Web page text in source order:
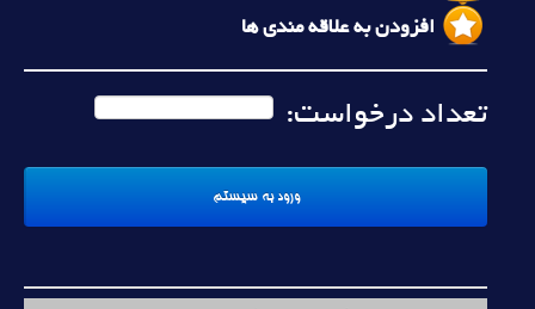
افزودن به علاقه مندی ها
تعداد درخواست: